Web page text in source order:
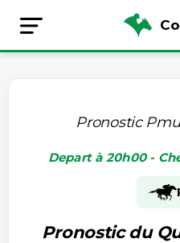
Pronostic
Depart à 20h00 -
Pronostic du